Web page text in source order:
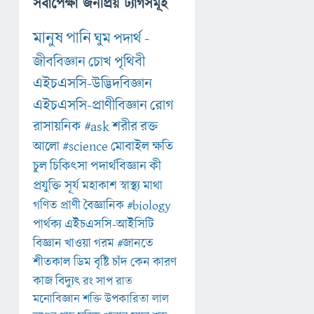
মানুষপানিঘুমপদার্থ-
জীববিজ্ঞানচোখপৃথিবী
এইচএসসি-উদ্ভিদবিজ্ঞান
এইচএসসি-প্রাণীবিজ্ঞানরোগ
রাসায়নিক#askশরীররক্ত
আলো#scienceমোবাইলক্ষতি
চুলচিকিৎসাপদার্থবিজ্ঞানকী
প্রযুক্তিসূর্যমহাকাশস্বাস্থ্যমাথা
গণিত প্রাণীবৈজ্ঞানিক#biology
পার্থক্য এইচএসসি-আইসিটি
বিজ্ঞানখাওয়াগরম#জানতে
শীতকালডিমবৃষ্টিচাঁদকেনকারণ
কাজবিদ্যুৎরংসাপরাত
মনোবিজ্ঞানশক্তিউপকারিতালাল